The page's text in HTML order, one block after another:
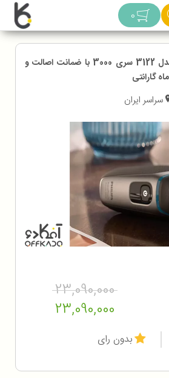
0
ریش تراش فیلیپس مدل 3122 سری 3000 با ضمانت اصالت و
سراسر ایران
23,090,000
23,090,000
بدون رای